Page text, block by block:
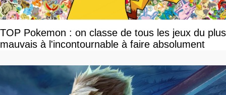
TOP Pokemon : on classe de tous les jeux du plus
mauvais à l'incontournable à faire absolument